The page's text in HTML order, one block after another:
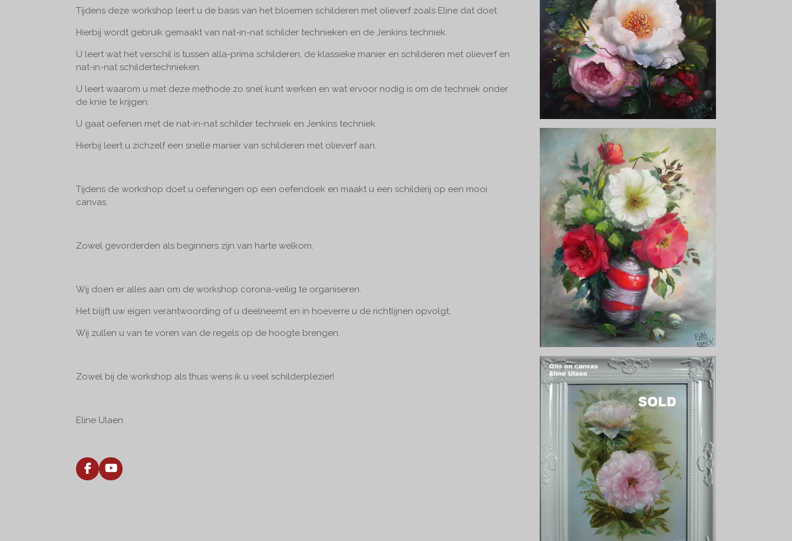
Tijdens deze workshop leert u de basis van het bloemen schilderen met olieverf zoals Eline dat doet.
Hierbij wordt gebruik gemaakt van nat-in-nat schilder technieken en de Jenkins techniek.
U leert wat het verschil is tussen alla-prima schilderen, de klassieke manier en schilderen met olieverf en
nat-in-nat schildertechnieken.
U leert waarom u met deze methode zo snel kunt werken en wat ervoor nodig is om de techniek onder
de knie te krijgen.
U gaat oefenen met de nat-in-nat schilder techniek en Jenkins techniek.
Hierbij leert u zichzelf een snelle manier van schilderen met olieverf aan.
Tijdens de workshop doet u oefeningen op een oefendoek en maakt u een schilderij op een mooi
canvas.
Zowel gevorderden als beginners zijn van harte welkom.
Wij doen er alles aan om de workshop corona-veilig te organiseren.
Het blijft uw eigen verantwoording of u deelneemt en in hoeverre u de richtlijnen opvolgt.
Wij zullen u van te voren van de regels op de hoogte brengen.
Zowel bij de workshop als thuis wens ik u veel schilderplezier!
Eline Ulaen
F
a
Y
o